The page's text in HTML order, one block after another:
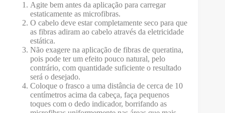
Agite bem antes da aplicação para carregar
estaticamente as microfibras.
O cabelo deve estar completamente seco para que
as fibras adiram ao cabelo através da eletricidade
estática.
Não exagere na aplicação de fibras de queratina,
pois pode ter um efeito pouco natural, pelo
contrário, com quantidade suficiente o resultado
será o desejado.
Coloque o frasco a uma distância de cerca de 10
centímetros acima da cabeça, faça pequenos
toques com o dedo indicador, borrifando as